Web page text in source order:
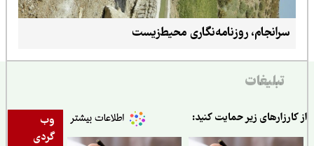
سرانجام، روزنامه‌نگاری محیط‌زیست
تبلیغات
وب
گردی
زیر حمایت کنید: